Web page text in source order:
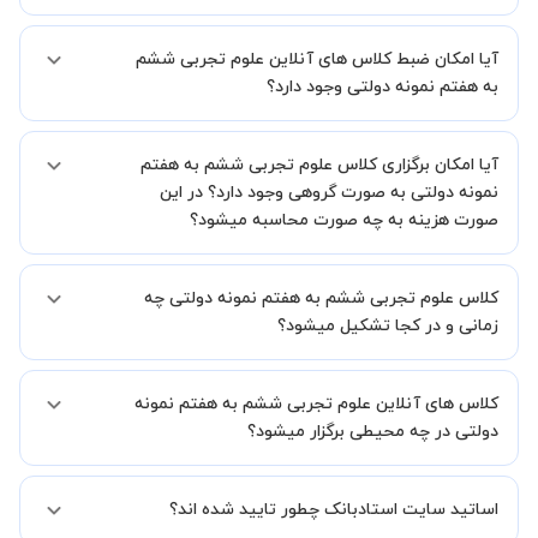
شما میدهیم که استاد شما پیش از جلسه تمامی موارد لازم برای برگزاری
یک کلاس آنلاین با کیفیت و مفید را به شما توضیح خواهند داد.
آیا امکان ضبط کلاس های آنلاین علوم تجربی ششم
به هفتم نمونه دولتی وجود دارد؟
کنید.
آیا امکان برگزاری کلاس علوم تجربی ششم به هفتم
نمونه دولتی به صورت گروهی وجود دارد؟ در این
صورت هزینه به چه صورت محاسبه میشود؟
خصوصی هستند اما در صورتیکه مایل هستید کلاس ها را در کنار دوستان و
یا آشنایان خود به صورت گروهی برگزار کنید، این امکان وجود دارد. در این
ی کل جلسه اضافه خواهد شد.
کلاس علوم تجربی ششم به هفتم نمونه دولتی چه
زمانی و در کجا تشکیل میشود؟
توافقی بین شما و استاد تعیین خواهد شد.
همچنین کلاس های خصوصی به طور کلی در منزل شاگرد برگزار میشود. در
کلاس در یک مکان عمومی مانند کتابخانه با استاد خود هماهنگی لازم را
انجام دهید.
کلاس های آنلاین علوم تجربی ششم به هفتم نمونه
دولتی در چه محیطی برگزار میشود؟
اساتید سایت استادبانک چطور تایید شده اند؟